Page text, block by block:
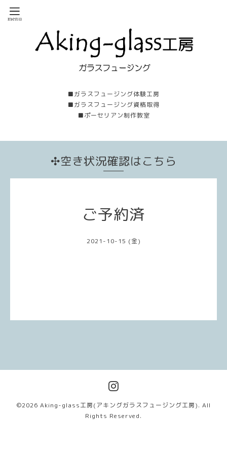
■ガラスフュージング体験工房
■ガラスフュージング資格取得
■ポーセリアン制作教室
✣空き状況確認はこちら
ご予約済
2021-10-15 (金)
©2026 Aking-glass工房(アキングガラスフュージング工房). All
Rights Reserved.